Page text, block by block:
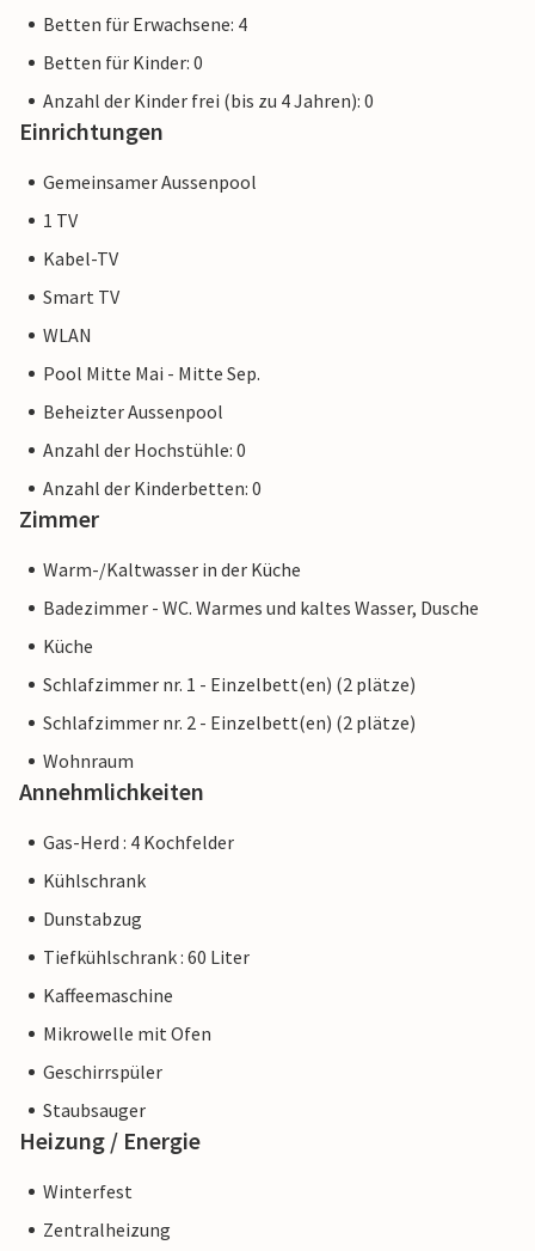
Betten für Erwachsene: 4
Betten für Kinder: 0
Anzahl der Kinder frei (bis zu 4 Jahren): 0
Einrichtungen
Gemeinsamer Aussenpool
1 TV
Kabel-TV
Smart TV
WLAN
Pool Mitte Mai - Mitte Sep.
Beheizter Aussenpool
Anzahl der Hochstühle: 0
Anzahl der Kinderbetten: 0
Zimmer
Warm-/Kaltwasser in der Küche
Badezimmer - WC. Warmes und kaltes Wasser, Dusche
Küche
Schlafzimmer nr. 1 - Einzelbett(en) (2 plätze)
Schlafzimmer nr. 2 - Einzelbett(en) (2 plätze)
Wohnraum
Annehmlichkeiten
Gas-Herd : 4 Kochfelder
Kühlschrank
Dunstabzug
Tiefkühlschrank : 60 Liter
Kaffeemaschine
Mikrowelle mit Ofen
Geschirrspüler
Staubsauger
Heizung / Energie
Winterfest
Zentralheizung